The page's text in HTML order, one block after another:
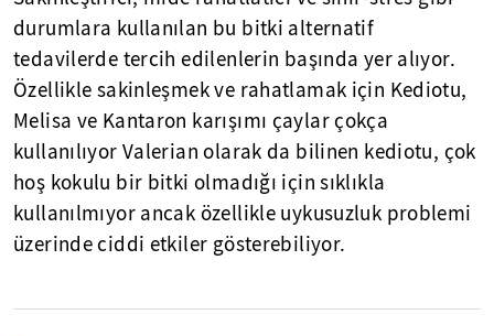
durumlara kullanılan bu bitki alternatif
tedavilerde tercih edilenlerin başında yer alıyor.
Özellikle sakinleşmek ve rahatlamak için Kediotu,
Melisa ve Kantaron karışımı çaylar çokça
kullanılıyor Valerian olarak da bilinen kediotu, çok
hoş kokulu bir bitki olmadığı için sıklıkla
kullanılmıyor ancak özellikle uykusuzluk problemi
üzerinde ciddi etkiler gösterebiliyor.